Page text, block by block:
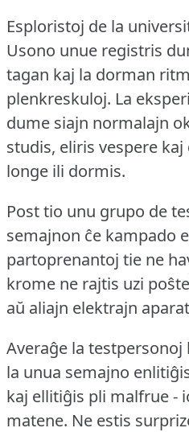
Esploristoj de la
Usono unue registris
tagan kaj la dorman
plenkreskuloj. La
dume siajn normalajn
studis, eliris vespere
longe ili dormis.
Post tio unu grupo de
semajnon ĉe kampado
partoprenantoj tie ne
krome ne rajtis uzi
aŭ aliajn elektrajn
Averaĝe la
la unua semajno
kaj ellitiĝis pli malfrue -
matene. Ne estis